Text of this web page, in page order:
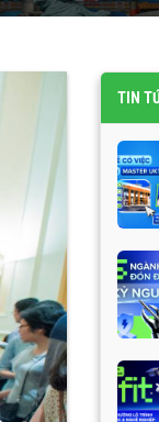
TIN